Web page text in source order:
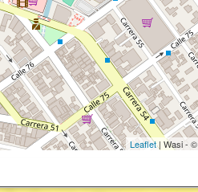
Leaflet| Wasi - ©